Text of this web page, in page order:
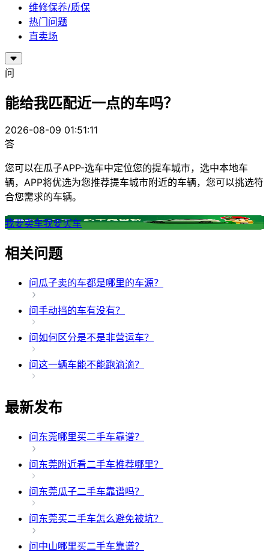
维修保养/质保
热门问题
直卖场
问
能给我匹配近一点的车吗？
2026-08-09 01:51:11
答
您可以在瓜子APP-选车中定位您的提车城市，选中本地车
辆，APP将优选为您推荐提车城市附近的车辆，您可以挑选符
合您需求的车辆。
我要卖车我要买车
相关问题
问瓜子卖的车都是哪里的车源？
问手动挡的车有没有？
问如何区分是不是非营运车？
问这一辆车能不能跑滴滴？
最新发布
问东莞哪里买二手车靠谱？
问东莞附近看二手车推荐哪里？
问东莞瓜子二手车靠谱吗？
问东莞买二手车怎么避免被坑？
问中山哪里买二手车靠谱？